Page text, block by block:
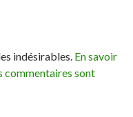
indésirables. En savoir
commentaires sont